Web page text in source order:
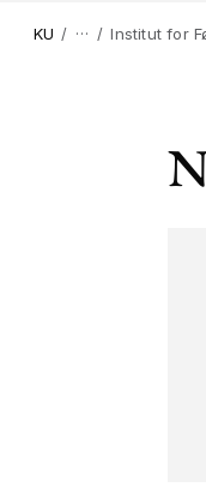
KU Institut for